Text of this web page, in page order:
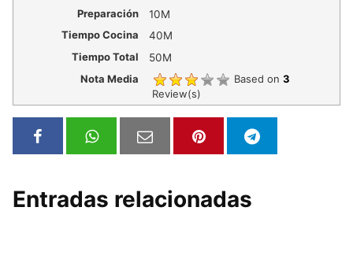
Preparación
10M
Tiempo Cocina
40M
Tiempo Total
50M
Nota Media
Based on3
Review(s)
Entradas relacionadas